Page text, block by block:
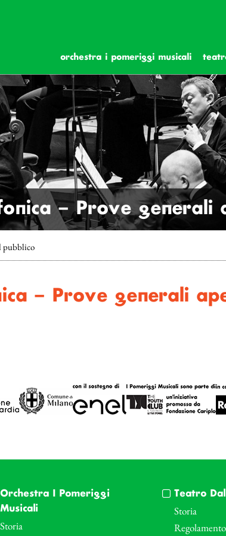
orchestra i pomeriggi musicali
– Prove generali
pubblico
– Prove generali
Orchestra I Pomeriggi
Musicali
Storia
Teatro
Storia